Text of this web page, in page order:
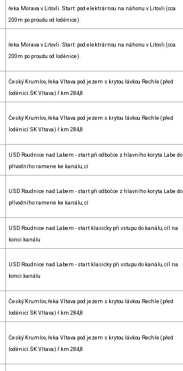
řeka Morava v Litovli. Start: pod elektrárnou na náhonu v Litovli (cca
200m po proudu od loděnice).
řeka Morava v Litovli. Start: pod elektrárnou na náhonu v Litovli (cca
200m po proudu od loděnice).
Český Krumlov, řeka Vltava pod jezem s krytou lávkou Rechle (před
loděnicí SK Vltava) ř.km 284,8
Český Krumlov, řeka Vltava pod jezem s krytou lávkou Rechle (před
loděnicí SK Vltava) ř.km 284,8
USD Roudnice nad Labem - start při odbočce z hlavního koryta Labe do
přívodního ramene ke kanálu, cí
USD Roudnice nad Labem - start při odbočce z hlavního koryta Labe do
přívodního ramene ke kanálu, cí
USD Roudnice nad Labem - start klasicky při vstupu do kanálu, cíl na
konci kanálu
USD Roudnice nad Labem - start klasicky při vstupu do kanálu, cíl na
konci kanálu
Český Krumlov, řeka Vltava pod jezem s krytou lávkou Rechle (před
loděnicí SK Vltava) ř.km 284,8
Český Krumlov, řeka Vltava pod jezem s krytou lávkou Rechle (před
loděnicí SK Vltava) ř.km 284,8